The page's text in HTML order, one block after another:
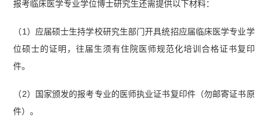
报考临床医学专业学位博士研究生还需提供以下材料：
（1）应届硕士生持学校研究生部门开具统招应届临床医学专业学
位硕士的证明，往届生须有住院医师规范化培训合格证书复印
件。
（2）国家颁发的报考专业的医师执业证书复印件（勿邮寄证书原
件）。